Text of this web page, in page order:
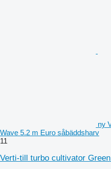
ny
Wave 5.2 m Euro såbäddsharv
11
Verti-till turbo cultivator